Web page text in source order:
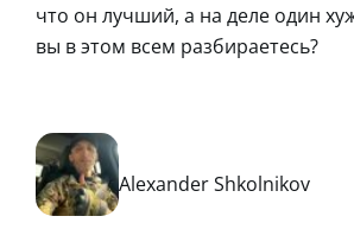
что он лучший, а на деле один
вы в этом всем разбираетесь?
Alexander Shkolnikov